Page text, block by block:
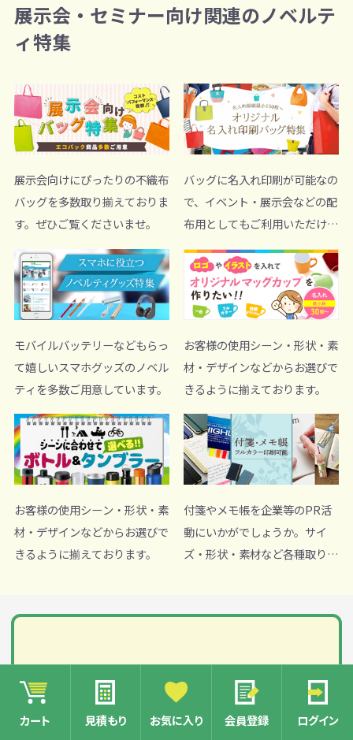
カート 見積もり お気に入り 会員登録 ログイン
展示会・セミナー向け関連のノベルテ
ィ特集
展示会向けにぴったりの不織布
バッグを多数取り揃えておりま
す。ぜひご覧くださいませ。
バッグに名入れ印刷が可能なの
で、イベント・展示会などの配
布用としてもご利用いただけま
す。
モバイルバッテリーなどもらっ
て嬉しいスマホグッズのノベル
ティを多数ご用意しています。
お客様の使用シーン・形状・素
材・デザインなどからお選びで
きるように揃えております。
お客様の使用シーン・形状・素
材・デザインなどからお選びで
きるように揃えております。
付箋やメモ帳を企業等のPR活
動にいかがでしょうか。サイ
ズ・形状・素材など各種取り揃